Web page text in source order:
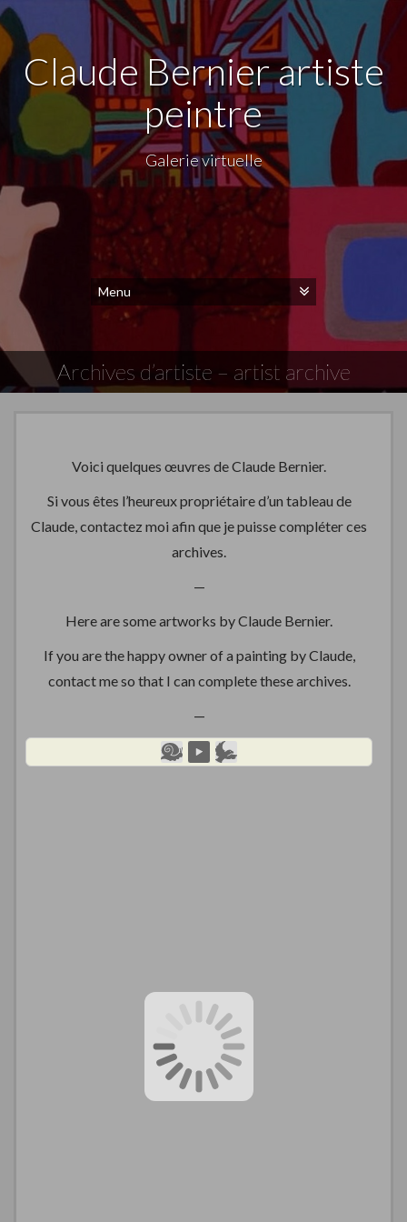
Claude Bernier artiste
peintre
Galerie virtuelle
Archives d’artiste – artist archive
Voici quelques œuvres de Claude Bernier.
Si vous êtes l’heureux propriétaire d’un tableau de
Claude, contactez moi afin que je puisse compléter ces
archives.
—
Here are some artworks by Claude Bernier.
If you are the happy owner of a painting by Claude,
contact me so that I can complete these archives.
—